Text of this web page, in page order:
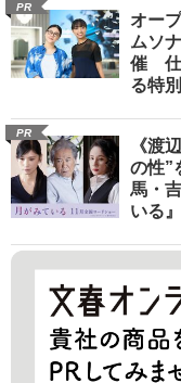
PR
オー
ムソ
催 仕
る特
PR
《渡
の性”
馬・
いる』